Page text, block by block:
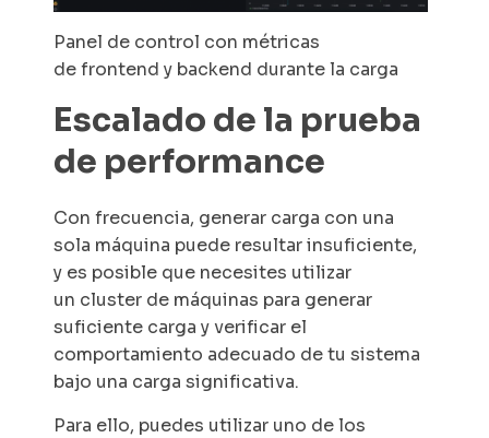
Panel de control con métricas
defrontend y backend durante la carga
Escalado de la prueba
de performance
Con frecuencia, generar carga con una
sola máquina puede resultar insuficiente,
y es posible que necesites utilizar
un cluster de máquinas para generar
suficiente carga y verificar el
comportamiento adecuado de tu sistema
bajo una carga significativa.
Para ello, puedes utilizar uno de los